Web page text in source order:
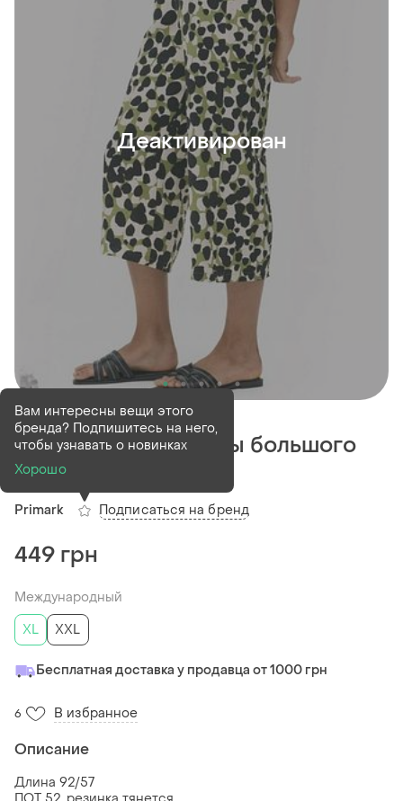
Деактивирован
Деактивирован1 шт
Комфортные кюлоты большого
размера
Primark
Вам интересны вещи этого
бренда? Подпишитесь на него,
чтобы узнавать о новинках
Хорошо
Подписаться на бренд
449 грн
Международный
XL
XXL
Бесплатная доставка у продавца от 1000 грн
6 В избранное
Описание
Длина 92/57